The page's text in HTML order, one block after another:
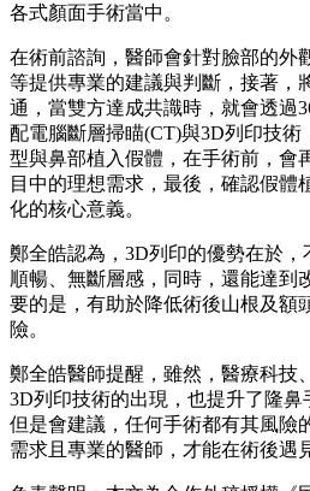
各式顏面手術當中。
在術前諮詢，醫師會針對臉部的外
等提供專業的建議與判斷，接著，
通，當雙方達成共識時，就會透過
配電腦斷層掃瞄(CT)與3D列印技術
型與鼻部植入假體，在手術前，會
目中的理想需求，最後，確認假體
化的核心意義。
鄭全皓認為，3D列印的優勢在於
順暢、無斷層感，同時，還能達到
要的是，有助於降低術後山根及額
險。
鄭全皓醫師提醒，雖然，醫療科技
3D列印技術的出現，也提升了隆鼻
但是會建議，任何手術都有其風險
需求且專業的醫師，才能在術後遇